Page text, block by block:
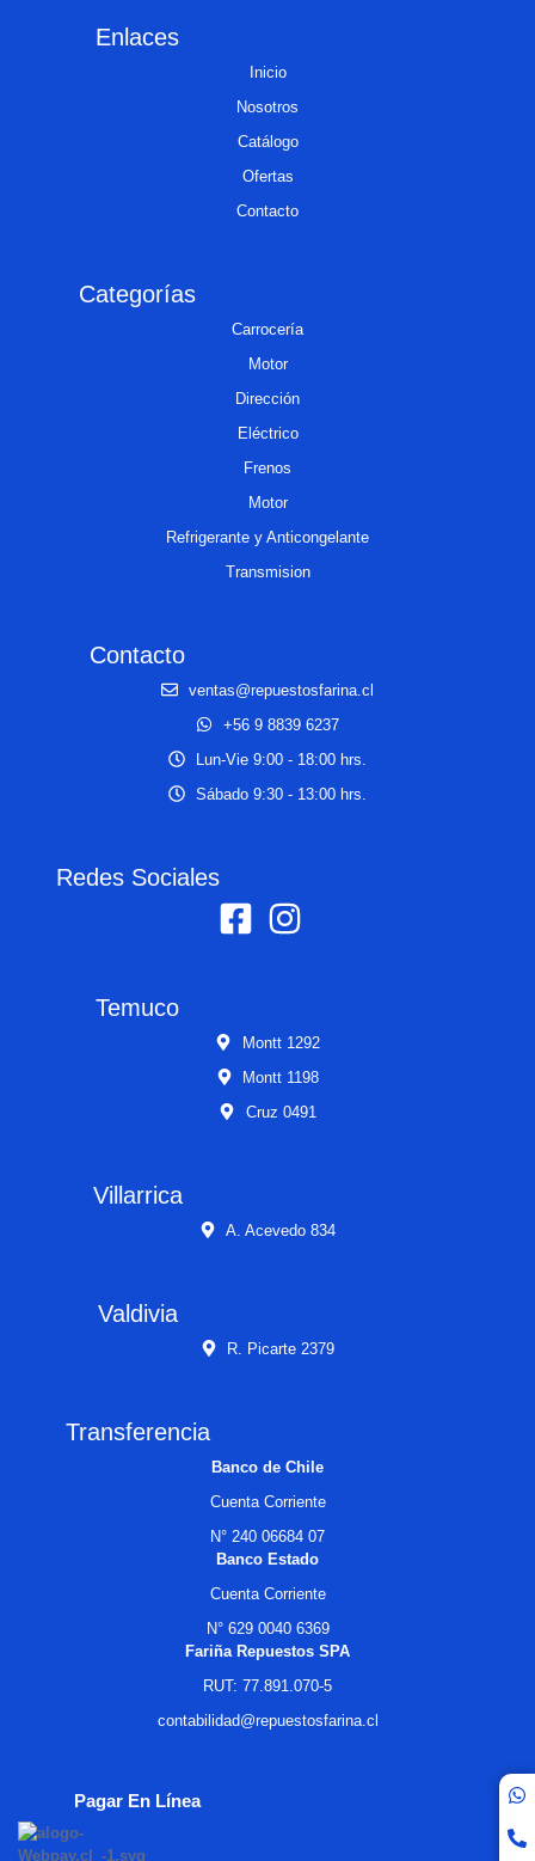
Enlaces
Inicio
Nosotros
Catálogo
Ofertas
Contacto
Categorías
Carrocería
Motor
Dirección
Eléctrico
Frenos
Motor
Refrigerante y Anticongelante
Transmision
Contacto
ventas@repuestosfarina.cl
+56 9 8839 6237
Lun-Vie 9:00 - 18:00 hrs.
Sábado 9:30 - 13:00 hrs.
Redes Sociales
Temuco
Montt 1292
Montt 1198
Cruz 0491
Villarrica
A. Acevedo 834
Valdivia
R. Picarte 2379
Transferencia
Banco de Chile
Cuenta Corriente
N° 240 06684 07
Banco Estado
Cuenta Corriente
N° 629 0040 6369
Fariña Repuestos SPA
RUT: 77.891.070-5
contabilidad@repuestosfarina.cl
Pagar En Línea